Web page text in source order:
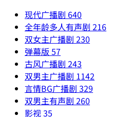
现代广播剧 640
全年龄多人有声剧 216
双女主广播剧 230
弹幕版 57
古风广播剧 243
双男主广播剧 1142
言情BG广播剧 329
双男主有声剧 260
影视35